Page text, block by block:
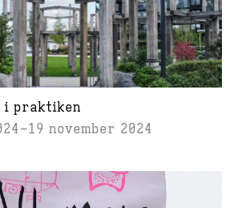
i praktiken
19 november 2024